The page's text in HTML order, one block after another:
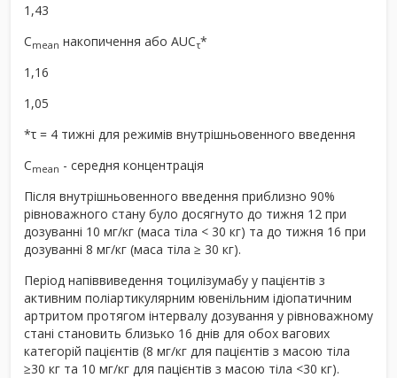
1,43
Cmean накопичення або AUCτ*
1,16
1,05
*τ = 4 тижні для режимів внутрішньовенного введення
Cmean - середня концентрація
Після внутрішньовенного введення приблизно 90%
рівноважного стану було досягнуто до тижня 12 при
дозуванні 10 мг/кг (маса тіла < 30 кг) та до тижня 16 при
дозуванні 8 мг/кг (маса тіла ≥ 30 кг).
Період напіввиведення тоцилізумабу у пацієнтів з
активним поліартикулярним ювенільним ідіопатичним
артритом протягом інтервалу дозування у рівноважному
стані становить близько 16 днів для обох вагових
категорій пацієнтів (8 мг/кг для пацієнтів з масою тіла
≥30 кг та 10 мг/кг для пацієнтів з масою тіла <30 кг).